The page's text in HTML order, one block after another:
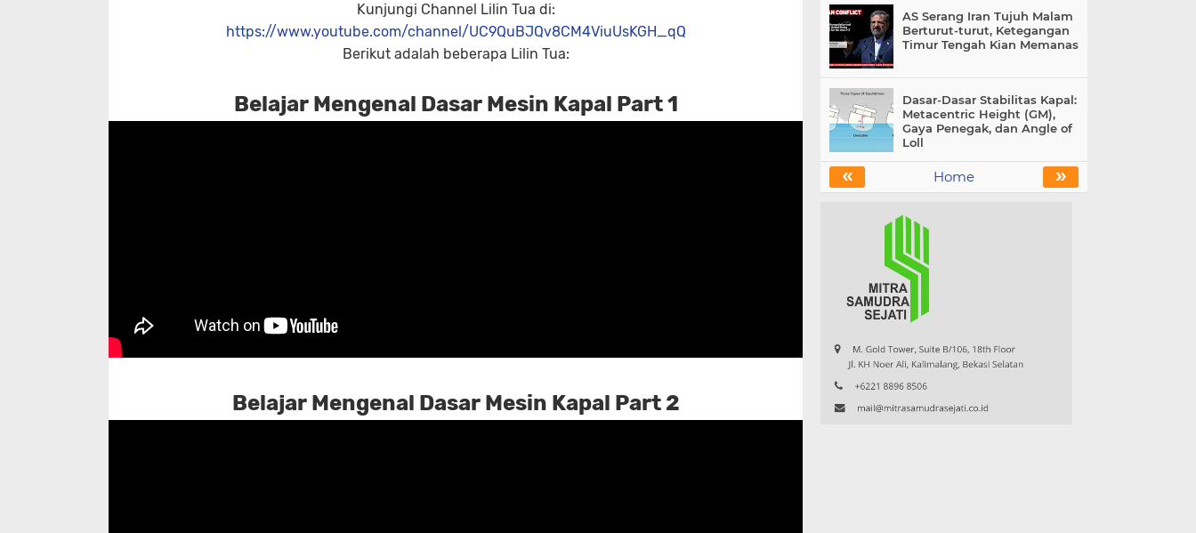
Kunjungi Channel Lilin Tua di:
https://www.youtube.com/channel/UC9QuBJQv8CM4ViuUsKGH_qQ
Berikut adalah beberapa Lilin Tua:
Belajar Mengenal Dasar Mesin Kapal Part 1
Belajar Mengenal Dasar Mesin Kapal Part 2
AS Serang Iran Tujuh Malam
Berturut-turut, Ketegangan
Timur Tengah Kian Memanas
Dasar-Dasar Stabilitas Kapal:
Metacentric Height (GM),
Gaya Penegak, dan Angle of
Loll
« »
Home